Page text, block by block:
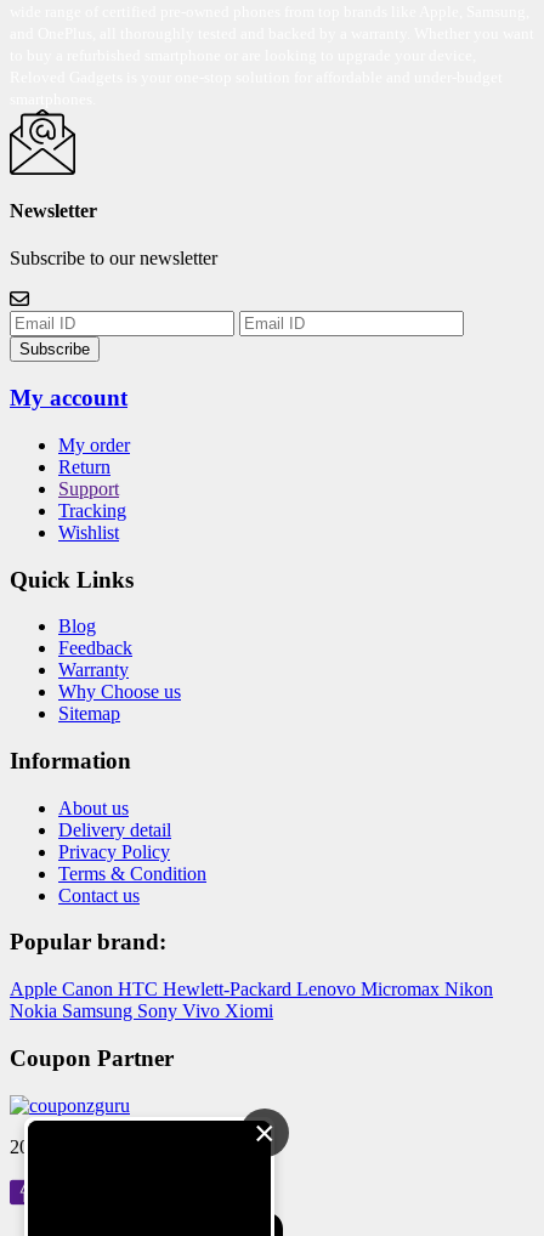
Newsletter
Subscribe to our newsletter
Subscribe
My account
My order
Return
Support
Tracking
Wishlist
Quick Links
Blog
Feedback
Warranty
Why Choose us
Sitemap
Information
About us
Delivery detail
Privacy Policy
Terms & Condition
Contact us
Popular brand:
Apple Canon HTC Hewlett-Packard Lenovo Micromax Nikon
Nokia Samsung Sony Vivo Xiomi
Coupon Partner
2024 © Reloved Gadgets Pvt Ltd×